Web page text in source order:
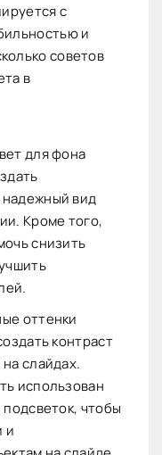
с
и
советов
в
для фона
вид
Кроме того,
снизить
оттенки
контраст
слайдах.
использован
чтобы
и